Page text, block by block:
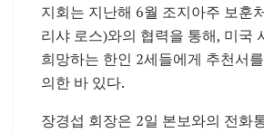
지회는 지난해 6월 조지아주 보훈
리샤 로스)와의 협력을 통해, 미국
희망하는 한인 2세들에게 추천서
의한 바 있다.
장경섭 회장은 2일 본보와의 전화